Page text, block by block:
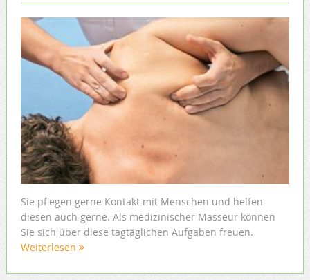
Sie pflegen gerne Kontakt mit Menschen und helfen
diesen auch gerne. Als medizinischer Masseur können
Sie sich über diese tagtäglichen Aufgaben freuen.
Weiterlesen